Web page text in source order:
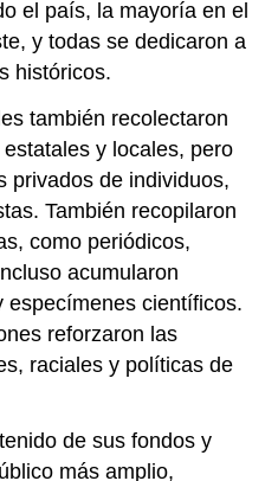
el país, la mayoría en el
y todas se dedicaron a
históricos.
también recolectaron
y locales, pero
privados de individuos,
También recopilaron
como periódicos,
acumularon
especímenes científicos.
reforzaron las
raciales y políticas de
de sus fondos y
más amplio,